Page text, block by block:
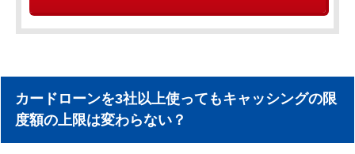
カードローンを3社以上使ってもキャッシングの限
度額の上限は変わらない？